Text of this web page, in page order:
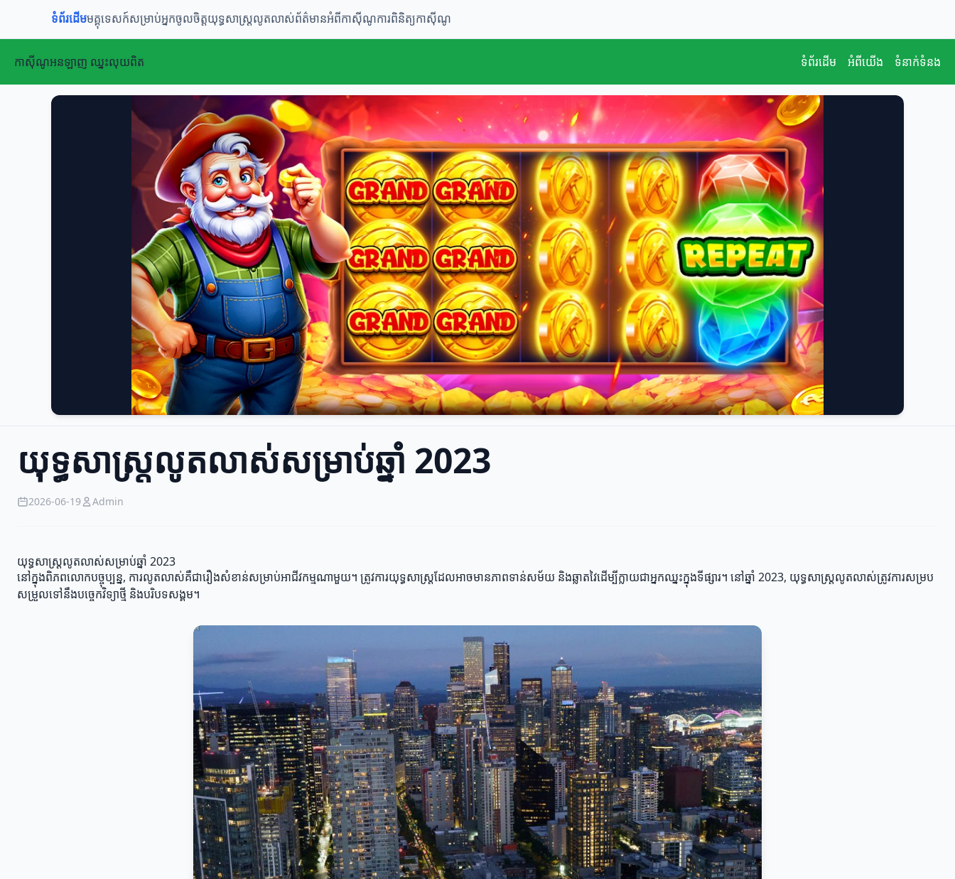
ទំព័រដើមមគ្គុទេសក៍សម្រាប់អ្នកចូលចិត្តយុទ្ធសាស្ត្រលូតលាស់ព័ត៌មានអំពីកាស៊ីណូការពិនិត្យកាស៊ីណូ
កាស៊ីណូអនឡាញ ឈ្នះលុយពិត ទំព័រដើម អំពីយើង ទំនាក់ទំនង
យុទ្ធសាស្ត្រលូតលាស់សម្រាប់ឆ្នាំ 2023
2026-06-19 Admin
យុទ្ធសាស្ត្រលូតលាស់សម្រាប់ឆ្នាំ 2023
នៅក្នុងពិភពលោកបច្ចុប្បន្ន, ការលូតលាស់គឺជារឿងសំខាន់សម្រាប់អាជីវកម្មណាមួយ។ ត្រូវការយុទ្ធសាស្ត្រដែលអាចមានភាពទាន់សម័យ និងឆ្លាតវៃដើម្បីក្លាយជាអ្នកឈ្នះក្នុងទីផ្សារ។ នៅឆ្នាំ 2023, យុទ្ធសាស្ត្រលូតលាស់ត្រូវការសម្រប
សម្រួលទៅនឹងបច្ចេកវិទ្យាថ្មី និងបរិបទសង្គម។